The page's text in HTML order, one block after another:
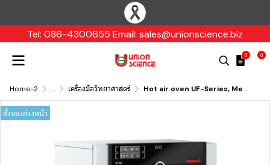
Tel: 086-4300655 Email: sales@unionscience.biz
0 0
Home-2 ... เครื่องมือวิทยาศาสตร์ Hot air oven UF-Series, Memmert
สั่งจองล่วงหน้า